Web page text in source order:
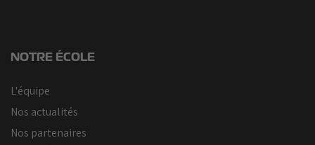
NOTRE ÉCOLE
L'équipe
Nos actualités
Nos partenaires